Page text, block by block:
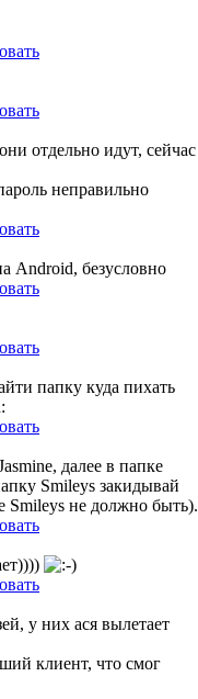
отдельно идут, сейчас
неправильно
Android, безусловно
папку куда пихать
далее в папке
Smileys закидывай
Smileys не должно быть).
у них ася вылетает
клиент, что смог